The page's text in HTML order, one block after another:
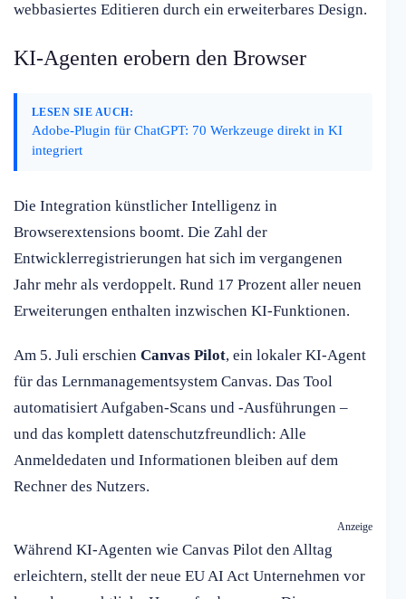
webbasiertes Editieren durch ein erweiterbares Design.
KI-Agenten erobern den Browser
LESEN SIE AUCH:
Adobe-Plugin für ChatGPT: 70 Werkzeuge direkt in KI
integriert
Die Integration künstlicher Intelligenz in
Browserextensions boomt. Die Zahl der
Entwicklerregistrierungen hat sich im vergangenen
Jahr mehr als verdoppelt. Rund 17 Prozent aller neuen
Erweiterungen enthalten inzwischen KI-Funktionen.
Am 5. Juli erschien Canvas Pilot, ein lokaler KI-Agent
für das Lernmanagementsystem Canvas. Das Tool
automatisiert Aufgaben-Scans und -Ausführungen –
und das komplett datenschutzfreundlich: Alle
Anmeldedaten und Informationen bleiben auf dem
Rechner des Nutzers.
Anzeige
Während KI-Agenten wie Canvas Pilot den Alltag
erleichtern, stellt der neue EU AI Act Unternehmen vor